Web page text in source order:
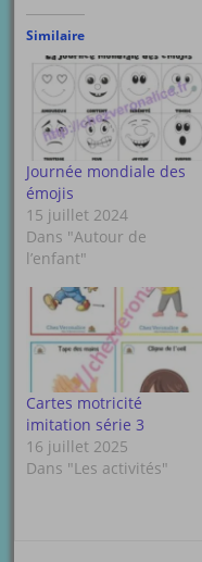
Similaire
Journée mondiale des
émojis
15 juillet 2024
Dans "Autour de
l’enfant"
Cartes motricité
imitation série 3
16 juillet 2025
Dans "Les activités"